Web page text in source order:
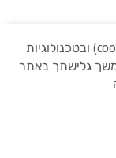
באתר זה נעשה שימוש בקבצי עוגיות (cookies) ובטכנולוגיות
גלישתך באתר